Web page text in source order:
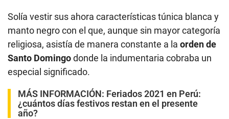
Solía vestir sus ahora características túnica blanca y
manto negro con el que, aunque sin mayor categoría
religiosa, asistía de manera constante a la orden de
Santo Domingodonde la indumentaria cobraba un
especial significado.
MÁS INFORMACIÓN: Feriados 2021 en Perú:
¿cuántos días festivos restan en el presente
año?